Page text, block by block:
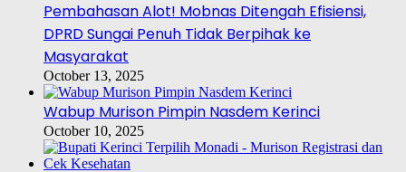
Pembahasan Alot! Mobnas Ditengah Efisiensi,
DPRD Sungai Penuh Tidak Berpihak ke
Masyarakat
October 13, 2025
Wabup Murison Pimpin Nasdem Kerinci
October 10, 2025